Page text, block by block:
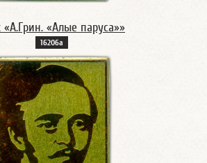
«А.Грин. «Алые паруса»»
16206а